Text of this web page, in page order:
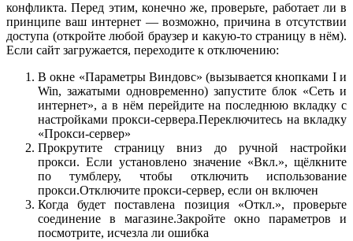
конфликта. Перед этим, конечно же, проверьте, работает ли в
принципе ваш интернет — возможно, причина в отсутствии
доступа (откройте любой браузер и какую-то страницу в нём).
Если сайт загружается, переходите к отключению:
В окне «Параметры Виндовс» (вызывается кнопками I и
Win, зажатыми одновременно) запустите блок «Сеть и
интернет», а в нём перейдите на последнюю вкладку с
настройками прокси-сервера.Переключитесь на вкладку
«Прокси-сервер»
Прокрутите страницу вниз до ручной настройки
прокси. Если установлено значение «Вкл.», щёлкните
по тумблеру, чтобы отключить использование
прокси.Отключите прокси-сервер, если он включен
Когда будет поставлена позиция «Откл.», проверьте
соединение в магазине.Закройте окно параметров и
посмотрите, исчезла ли ошибка